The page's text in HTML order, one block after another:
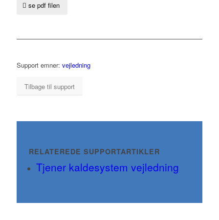
se pdf filen
Support emner: vejledning
Tilbage til support
RELATEREDE SUPPORTARTIKLER
Tjener kaldesystem vejledning